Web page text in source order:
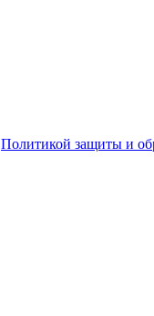
Политикой защиты и